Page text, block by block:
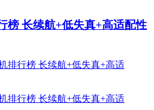
榜 长续航+低失真+高适配性